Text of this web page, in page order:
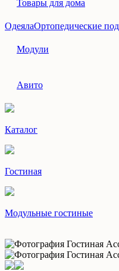
Товары для дома
ОдеялаОртопедические
Модули
Авито
Каталог
Гостиная
Модульные гостиные